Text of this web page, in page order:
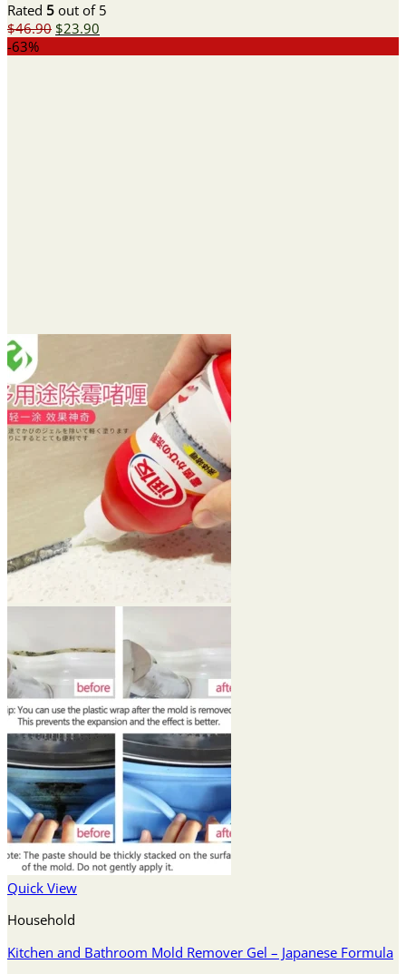
Rated 5 out of 5
$46.90 Original
$23.90
-63%
Quick View
Household
Kitchen and Bathroom Mold Remover Gel – Japanese Formula